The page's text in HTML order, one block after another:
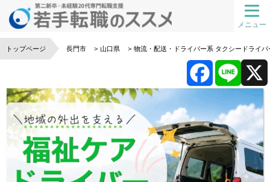
メニュー
トップページ 長門市 山口県 物流・配送・ドライバー系 タクシードライバ
F
a
c
i
n